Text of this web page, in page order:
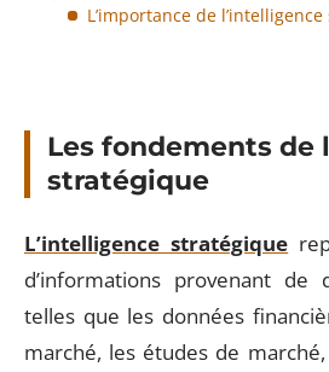
L’importance de
Les fondements de
stratégique
L’intelligence stratégique
d’informations provenant de
telles que les données
marché, les études de